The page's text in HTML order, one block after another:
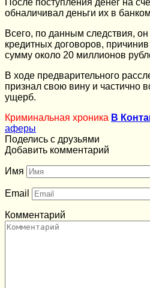
обналичивал деньги их в
Всего, по данным следствия,
кредитных договоров,
сумму около 20 миллионов
В ходе предварительного
признал свою вину и частично
ущерб.
Криминальная хроника В
аферы
Поделись с друзьями
Добавить комментарий
Имя
Email
Комментарий